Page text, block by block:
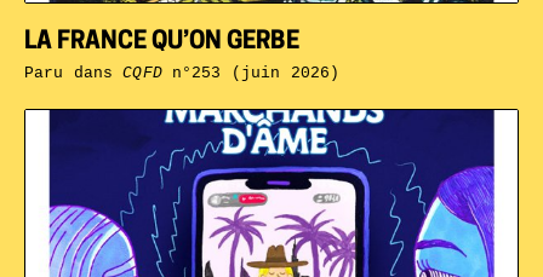
LA FRANCE QU’ON GERBE
Paru dansCQFDn°253 (juin 2026)